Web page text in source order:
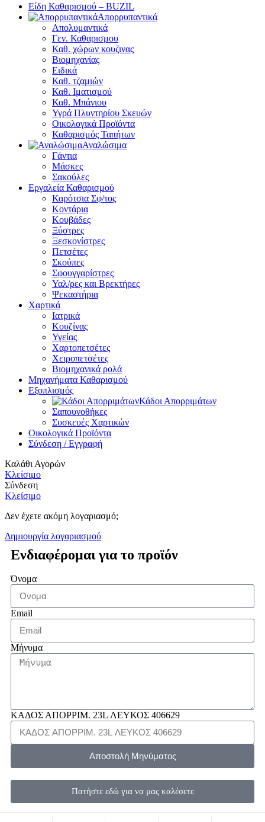
Είδη Καθαρισμού – BUZIL
Απορρυπαντικά
Απολυμαντικά
Γεν. Καθαρισμου
Καθ. χώρων κουζινας
Βιομηχανίας
Ειδικά
Καθ. τζαμιών
Καθ. Ιματισμού
Καθ. Μπάνιου
Υγρά Πλυντηρίου Σκευών
Οικολογικά Προϊόντα
Καθαρισμός Ταπήτων
Αναλώσιμα
Γάντια
Μάσκες
Σακούλες
Εργαλεία Καθαρισμού
Καρότσια Σφ/τος
Κοντάρια
Κουβάδες
Ξύστρες
Ξεσκονίστρες
Πετσέτες
Σκούπες
Σφουγγαρίστρες
Υαλ/ρες και Βρεκτήρες
Ψεκαστήρια
Χαρτικά
Ιατρικά
Κουζίνας
Υγείας
Χαρτοπετσέτες
Χειροπετσέτες
Βιομηχανικά ρολά
Μηχανήματα Καθαρισμού
Εξοπλισμός
Κάδοι Απορριμάτων
Σαπουνοθήκες
Συσκευές Χαρτικών
Οικολογικά Προϊόντα
Σύνδεση / Εγγραφή
Καλάθι Αγορών
Κλείσιμο
Σύνδεση
Κλείσιμο
Δεν έχετε ακόμη λογαριασμό;
Δημιουργία λογαριασμού
Ενδιαφέρομαι για το προϊόν
Όνομα
Email
Μήνυμα
ΚΑΔΟΣ ΑΠΟΡΡΙΜ. 23L ΛΕΥΚΟΣ 406629
Αποστολή Μηνύματος
Πατήστε εδώ για να μας καλέσετε